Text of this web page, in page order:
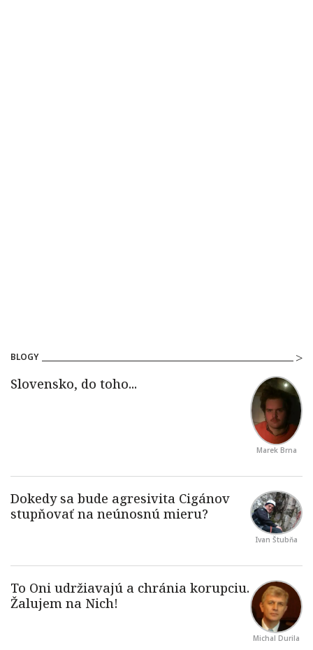
BLOGY
Marek Brna
Ivan Štubňa
Michal Durila